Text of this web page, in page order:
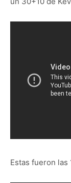
Estas fueron las